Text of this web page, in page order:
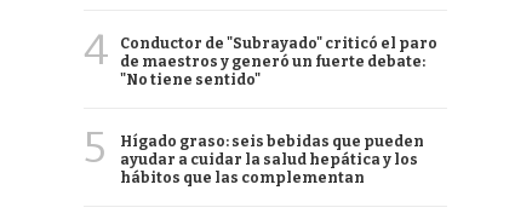
4
Conductor de "Subrayado" criticó el paro
de maestros y generó un fuerte debate:
"No tiene sentido"
5
Hígado graso: seis bebidas que pueden
ayudar a cuidar la salud hepática y los
hábitos que las complementan